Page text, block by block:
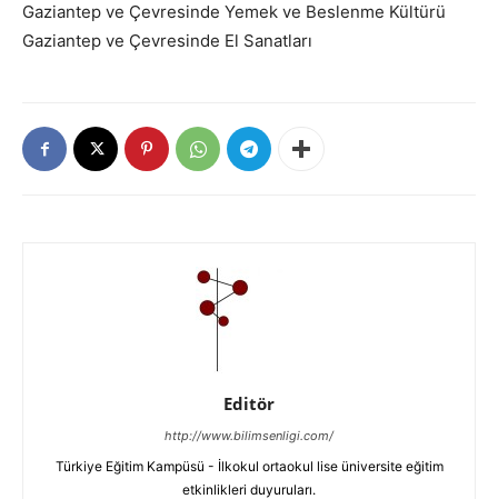
Gaziantep ve Çevresinde Yemek ve Beslenme Kültürü
Gaziantep ve Çevresinde El Sanatları
Editör
http://www.bilimsenligi.com/
Türkiye Eğitim Kampüsü - İlkokul ortaokul lise üniversite eğitim
etkinlikleri duyuruları.